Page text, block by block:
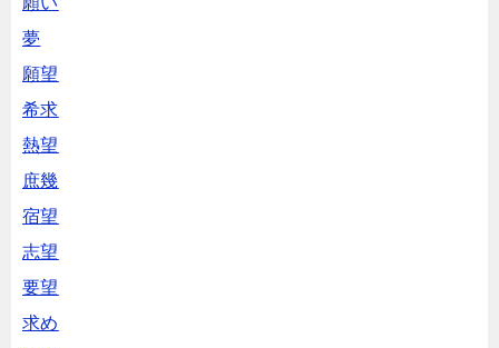
夢
願望
希求
熱望
庶幾
宿望
志望
要望
求め